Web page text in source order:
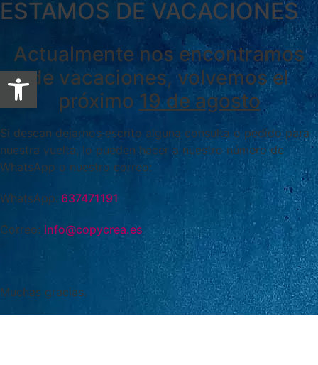
ESTAMOS DE VACACIONES
Actualmente nos encontramos
de vacaciones, volvemos el
próximo 19 de agosto
Si desean dejarnos escrito alguna consulta o pedido para
nuestra vuelta, lo pueden hacer a nuestro número de
WhatsApp o nuestro correo:
WhatsApp: 637471191
Correo: info@copycrea.es
Muchas gracias.
Abrir barra de herramientas